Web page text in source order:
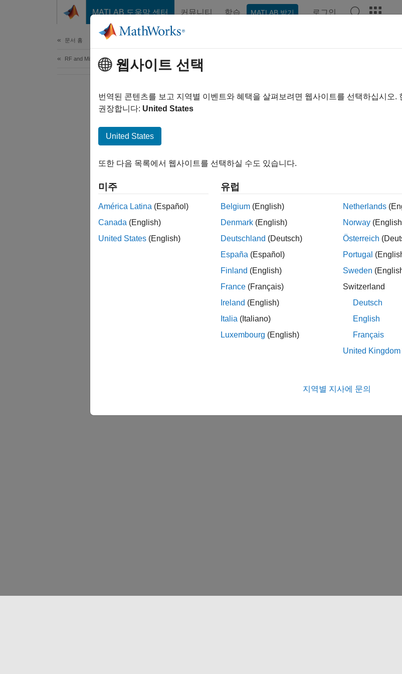
MATLAB 도움말 센터 커뮤니티 학습 MATLAB 받기 로그인
문서 홈
RF and Mixed Signal 웹사이트 선택
번역된 콘텐츠를 보고 지역별 이벤트와 혜택을 살펴보려면 웹사이트를 선택하십시오.
권장합니다: United States
United States
또한 다음 목록에서 웹사이트를 선택하실 수도 있습니다.
미주
América Latina (Español)
Canada (English)
United States (English)
유럽
Belgium (English)
Denmark (English)
Deutschland (Deutsch)
España (Español)
Finland (English)
France (Français)
Ireland (English)
Italia (Italiano)
Luxembourg (English)
Netherlands
Norway
Österreich
Portugal
Sweden
Switzerland
Deutsch
English
Français
United Kingdom
지역별 지사에 문의